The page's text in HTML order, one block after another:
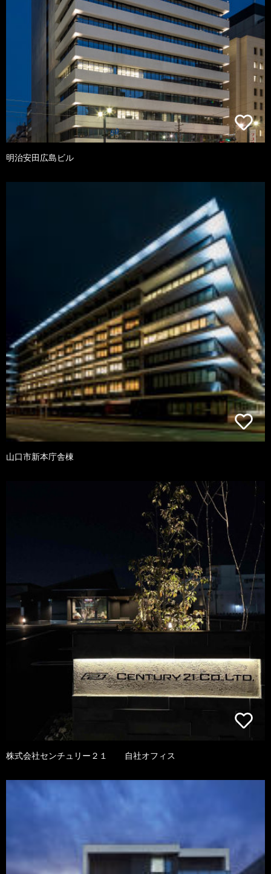
明治安田広島ビル
山口市新本庁舎棟
株式会社センチュリー２１ 自社オフィス